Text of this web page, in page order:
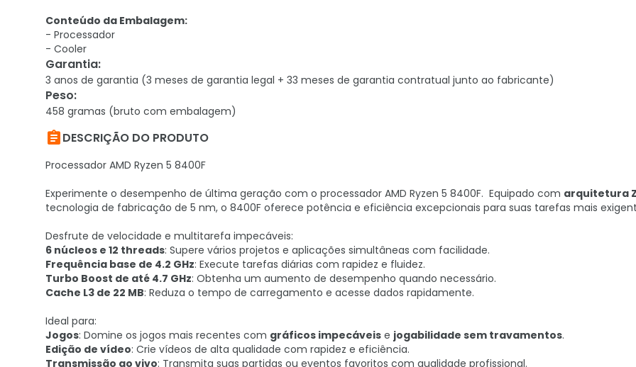
Conteúdo da Embalagem:
- Processador
- Cooler
Garantia:
3 anos de garantia (3 meses de garantia legal + 33 meses de garantia contratual junto ao fabricante)
Peso:
458 gramas (bruto com embalagem)
DESCRIÇÃO DO PRODUTO
Processador AMD Ryzen 5 8400F
Experimente o desempenho de última geração com o processador AMD Ryzen 5 8400F. Equipado com arquitetura
tecnologia de fabricação de 5 nm, o 8400F oferece potência e eficiência excepcionais para suas tarefas mais
Desfrute de velocidade e multitarefa impecáveis:
6 núcleos e 12 threads: Supere vários projetos e aplicações simultâneas com facilidade.
Frequência base de 4.2 GHz: Execute tarefas diárias com rapidez e fluidez.
Turbo Boost de até 4.7 GHz: Obtenha um aumento de desempenho quando necessário.
Cache L3 de 22 MB: Reduza o tempo de carregamento e acesse dados rapidamente.
Ideal para:
Jogos: Domine os jogos mais recentes com gráficos impecáveis e jogabilidade sem travamentos.
Edição de vídeo: Crie vídeos de alta qualidade com rapidez e eficiência.
Transmissão ao vivo: Transmita suas partidas ou eventos favoritos com qualidade profissional.